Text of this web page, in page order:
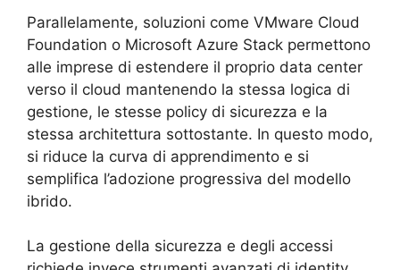
Parallelamente, soluzioni come VMware Cloud
Foundation o Microsoft Azure Stack permettono
alle imprese di estendere il proprio data center
verso il cloud mantenendo la stessa logica di
gestione, le stesse policy di sicurezza e la
stessa architettura sottostante. In questo modo,
si riduce la curva di apprendimento e si
semplifica l’adozione progressiva del modello
ibrido.
La gestione della sicurezza e degli accessi